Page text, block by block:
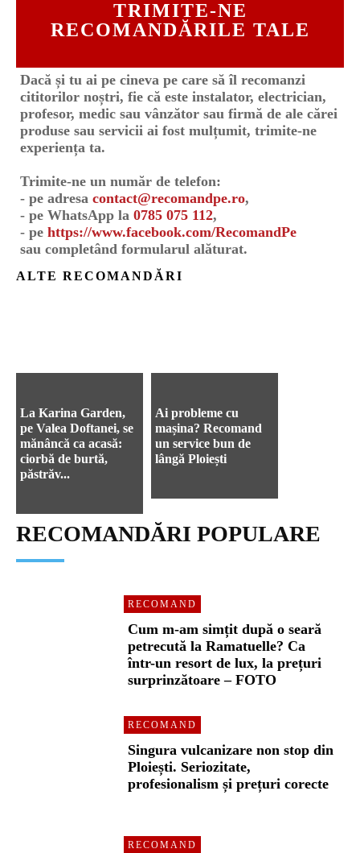
TRIMITE-NE
RECOMANDĂRILE TALE
Dacă și tu ai pe cineva pe care să îl recomanzi
cititorilor noștri, fie că este instalator, electrician,
profesor, medic sau vânzător sau firmă de ale cărei
produse sau servicii ai fost mulțumit, trimite-ne
experiența ta.
Trimite-ne un număr de telefon:
- pe adresa contact@recomandpe.ro,
- pe WhatsApp la 0785 075 112,
- pe https://www.facebook.com/RecomandPe
sau completând formularul alăturat.
ALTE RECOMANDĂRI
La Karina Garden,
pe Valea Doftanei, se
mănâncă ca acasă:
ciorbă de burtă,
păstrăv...
Ai probleme cu
mașina? Recomand
un service bun de
lângă Ploiești
RECOMANDĂRI POPULARE
RECOMAND
Cum m-am simțit după o seară
petrecută la Ramatuelle? Ca
într-un resort de lux, la prețuri
surprinzătoare – FOTO
RECOMAND
Singura vulcanizare non stop din
Ploiești. Seriozitate,
profesionalism și prețuri corecte
RECOMAND